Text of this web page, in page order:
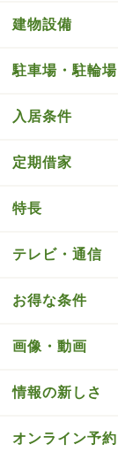
建物設備
駐車場・駐輪場
入居条件
定期借家
特長
テレビ・通信
お得な条件
画像・動画
情報の新しさ
オンライン予約